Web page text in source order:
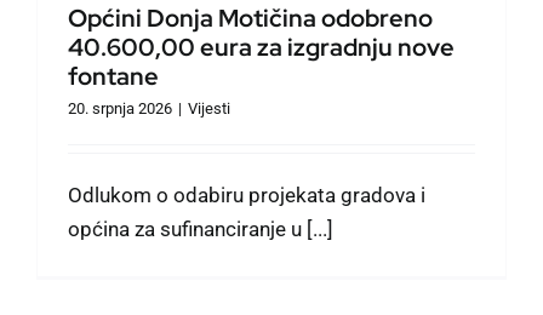
Općini Donja Motičina odobreno
40.600,00 eura za izgradnju nove
fontane
20. srpnja 2026 | Vijesti
Odlukom o odabiru projekata gradova i
općina za sufinanciranje u [...]